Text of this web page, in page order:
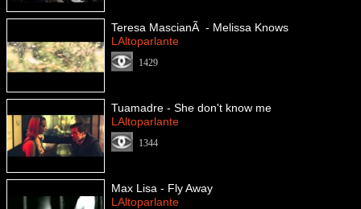
Teresa MascianÃ - Melissa Knows
LAltoparlante
1429
Tuamadre - She don't know me
LAltoparlante
1344
Max Lisa - Fly Away
LAltoparlante